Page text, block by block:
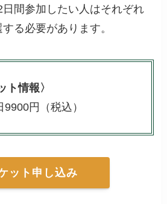
間参加したい人はそれぞれ
る必要があります。
ト情報〉
円（税込）
ット申し込み